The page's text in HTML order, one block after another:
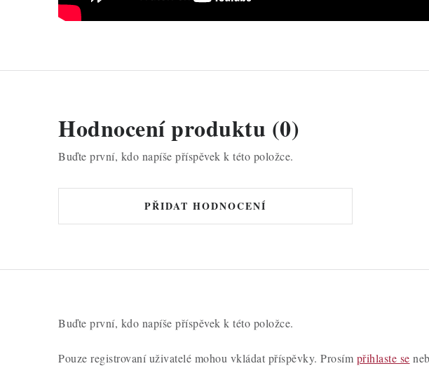
Hodnocení produktu (0)
Buďte první, kdo napíše příspěvek k této položce.
PŘIDAT HODNOCENÍ
Buďte první, kdo napíše příspěvek k této položce.
Pouze registrovaní uživatelé mohou vkládat příspěvky. Prosím přihlaste se